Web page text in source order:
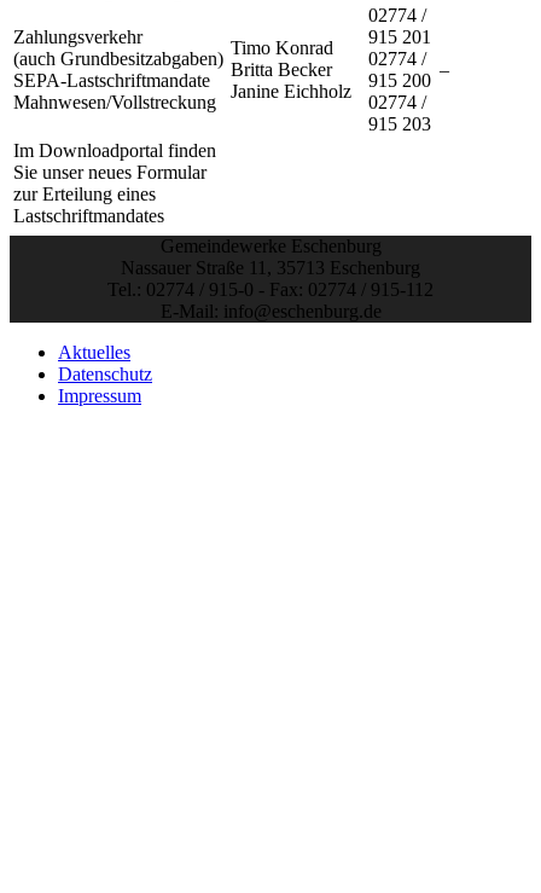
Zahlungsverkehr
(auch Grundbesitzabgaben)
SEPA-Lastschriftmandate
Mahnwesen/Vollstreckung
Timo Konrad
Britta Becker
Janine Eichholz
02774 /
915 201
02774 /
915 200
02774 /
915 203
–
Im Downloadportal finden
Sie unser neues Formular
zur Erteilung eines
Lastschriftmandates
Gemeindewerke Eschenburg
Nassauer Straße 11, 35713 Eschenburg
Tel.: 02774 / 915-0 - Fax: 02774 / 915-112
E-Mail: info@eschenburg.de
Aktuelles
Datenschutz
Impressum